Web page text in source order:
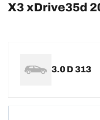
X3 xDrive35d
3.0 D 313